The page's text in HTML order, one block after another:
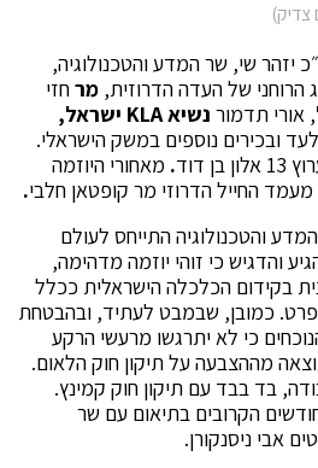
צדיק)
שי, שר המדע והטכנולוגיה,
הרוחני של העדה הדרוזית, מרחזי
, אורי תדמור
נשיא KLA ישראל,
ובכירים נוספים במשק הישראלי.
דוד
. מאחורי היוזמה
החייל הדרוזי מר קופטאן חלבי.
והטכנולוגיה התייחס לעולם
והדגיש כי זוהי יוזמה מדהימה,
בקידום הכלכלה הישראלית ככלל
כמובן, שבמבט לעתיד, ובהבטחת
כי לא יתרגשו מרעשי הרקע
מההצבעה על תיקון חוק הלאום.
בד בבד עם תיקון חוק קמינץ.
הקרובים בתיאום עם שר
אבי ניסנקורן.